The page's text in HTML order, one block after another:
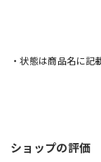
・状態は商品名に記
ショップの評価